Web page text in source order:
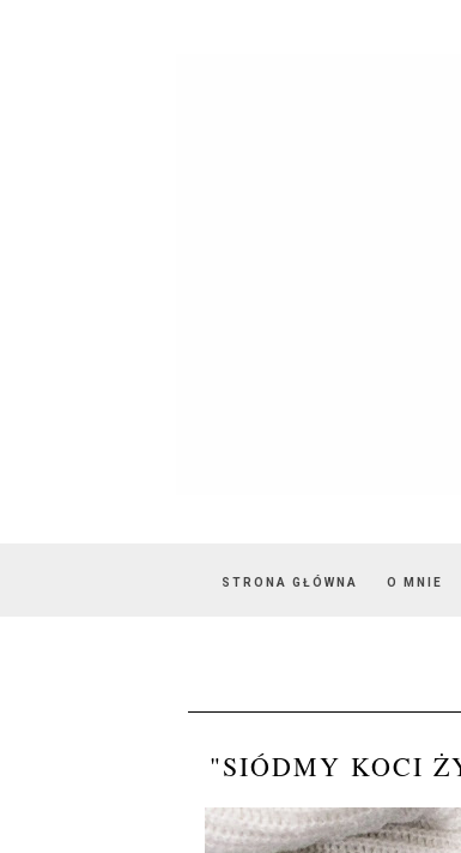
STRONA GŁÓWNA O MNIE
"SIÓDMY KOCI